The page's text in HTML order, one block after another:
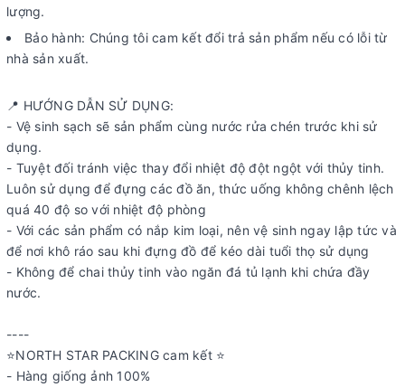
lượng.
Bảo hành: Chúng tôi cam kết đổi trả sản phẩm nếu có lỗi từ
nhà sản xuất.
📍 HƯỚNG DẪN SỬ DỤNG:
- Vệ sinh sạch sẽ sản phẩm cùng nước rửa chén trước khi sử
dụng.
- Tuyệt đối tránh việc thay đổi nhiệt độ đột ngột với thủy tinh.
Luôn sử dụng để đựng các đồ ăn, thức uống không chênh lệch
quá 40 độ so với nhiệt độ phòng
- Với các sản phẩm có nắp kim loại, nên vệ sinh ngay lập tức và
để nơi khô ráo sau khi đựng đồ để kéo dài tuổi thọ sử dụng
- Không để chai thủy tinh vào ngăn đá tủ lạnh khi chứa đầy
nước.
----
⭐️NORTH STAR PACKING cam kết ⭐️
- Hàng giống ảnh 100%